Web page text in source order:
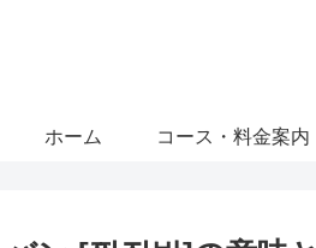
ホーム コース・料金案内